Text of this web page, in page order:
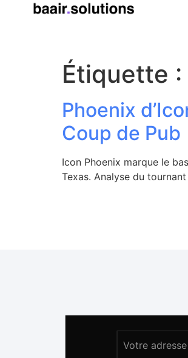
Étiquette :
Phoenix
Coup de Pub
Icon Phoenix marque le
Texas. Analyse du